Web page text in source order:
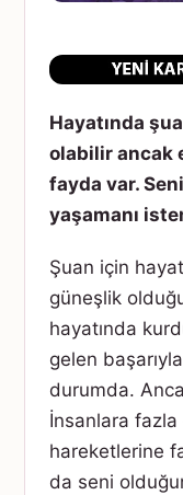
Hayatında
olabilir ancak
fayda var.
yaşamanı
Şuan için
güneşlik
hayatında
gelen
durumda.
İnsanlara fazla
hareketlerine
da seni